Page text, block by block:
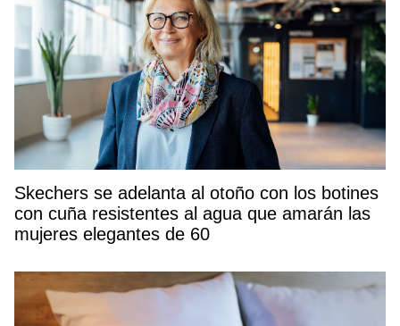
Skechers se adelanta al otoño con los botines
con cuña resistentes al agua que amarán las
mujeres elegantes de 60